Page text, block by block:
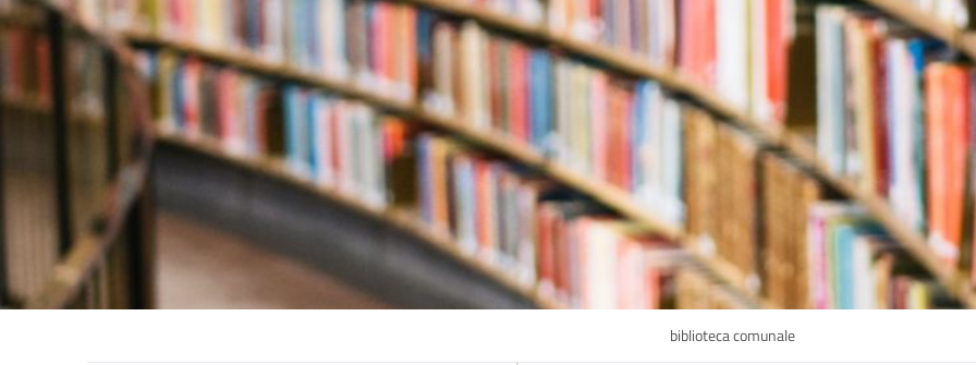
biblioteca comunale